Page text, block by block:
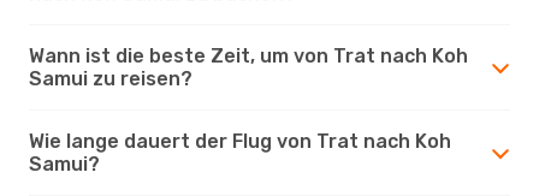
Wann ist die beste Zeit, um von Trat nach Koh
Samui zu reisen?
Wie lange dauert der Flug von Trat nach Koh
Samui?